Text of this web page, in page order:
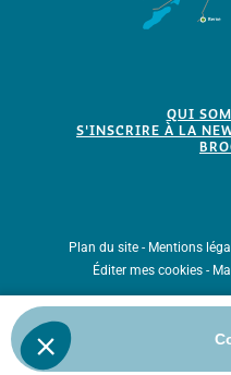
QUI
S'INSCRIRE À LA
Plan du site - Mentions
Éditer mes cookies -
conditions